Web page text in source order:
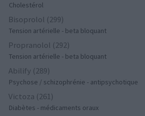
Cholestérol
Bisoprolol (299)
Tension artérielle - beta bloquant
Propranolol (292)
Tension artérielle - beta bloquant
Abilify (289)
Psychose / schizophrénie - antipsychotique
Victoza (261)
Diabètes - médicaments oraux